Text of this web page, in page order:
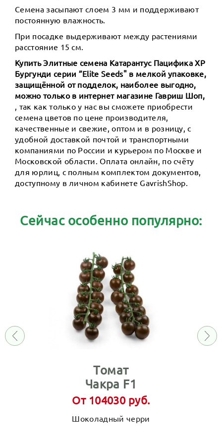
Семена засыпают слоем 3 мм и поддерживают
постоянную влажность.
При посадке выдерживают между растениями
расстояние 15 см.
Купить Элитные семена Катарантус Пацифика ХР
Бургунди серии ”Elite Seeds" в мелкой упаковке,
защищённой от подделок, наиболее выгодно,
можно только в интернет магазине Гавриш Шоп,
, так как только у нас вы сможете приобрести
семена цветов по цене производителя,
качественные и свежие, оптом и в розницу, с
удобной доставкой почтой и транспортными
компаниями по России и курьером по Москве и
Московской области. Оплата онлайн, по счёту
для юрлиц, с полным комплектом документов,
доступному в личном кабинете GavrishShop.
Сейчас особенно популярно:
Томат
Чакра F1
От 104030 руб.
Шоколадный черри